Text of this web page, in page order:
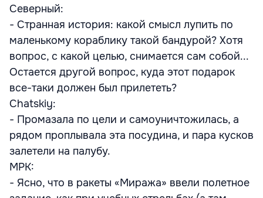
Северный:
- Странная история: какой смысл лупить по
маленькому кораблику такой бандурой? Хотя
вопрос, с какой целью, снимается сам собой...
Остается другой вопрос, куда этот подарок
все-таки должен был прилететь?
Chatskiy:
- Промазала по цели и самоуничтожилась, а
рядом проплывала эта посудина, и пара кусков
залетели на палубу.
MPK:
- Ясно, что в ракеты «Миража» ввели полетное